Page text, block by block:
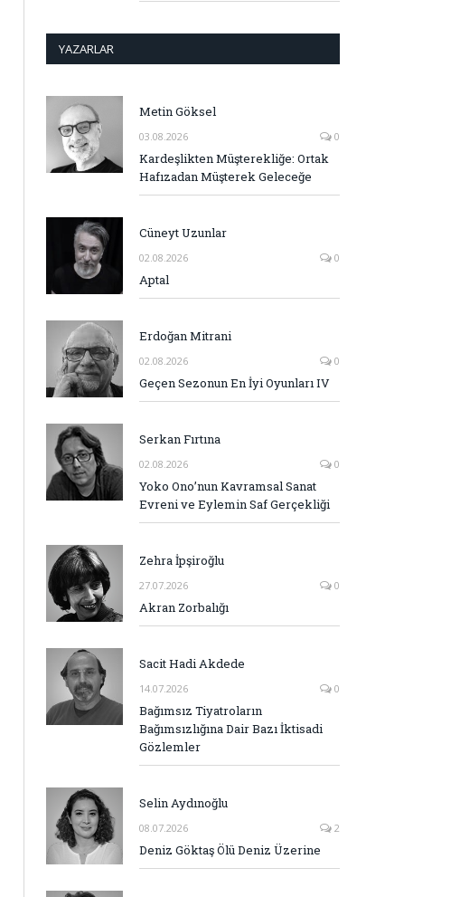
YAZARLAR
Metin Göksel
03.08.2026 0
Kardeşlikten Müşterekliğe: Ortak
Hafızadan Müşterek Geleceğe
Cüneyt Uzunlar
02.08.2026 0
Aptal
Erdoğan Mitrani
02.08.2026 0
Geçen Sezonun En İyi Oyunları IV
Serkan Fırtına
02.08.2026 0
Yoko Ono’nun Kavramsal Sanat
Evreni ve Eylemin Saf Gerçekliği
Zehra İpşiroğlu
27.07.2026 0
Akran Zorbalığı
Sacit Hadi Akdede
14.07.2026 0
Bağımsız Tiyatroların
Bağımsızlığına Dair Bazı İktisadi
Gözlemler
Selin Aydınoğlu
08.07.2026 2
Deniz Göktaş Ölü Deniz Üzerine